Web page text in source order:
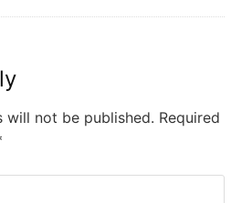
will not be published. Required